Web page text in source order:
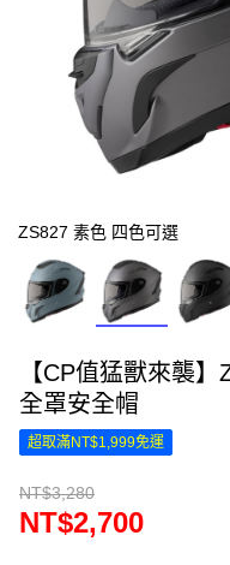
ZS827 素色 四色可選
【CP值猛獸來襲
全罩安全帽
超取滿NT$1,999免運
NT$3,280
NT$2,700